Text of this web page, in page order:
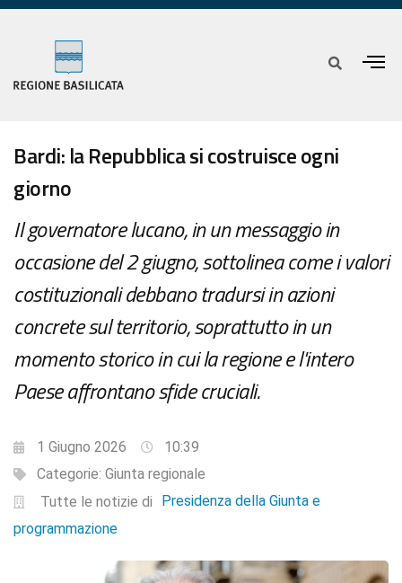
Bardi: la Repubblica si costruisce ogni
giorno
Il governatore lucano, in un messaggio in
occasione del 2 giugno, sottolinea come i valori
costituzionali debbano tradursi in azioni
concrete sul territorio, soprattutto in un
momento storico in cui la regione e l'intero
Paese affrontano sfide cruciali.
1 Giugno 2026
10:39
Categorie: Giunta regionale
Tutte le notizie di
Presidenza della Giunta e
programmazione